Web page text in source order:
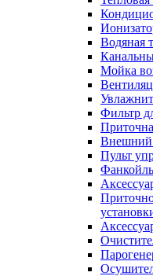
Водяная
Мойка
Фильтр
Внешний
Пульт